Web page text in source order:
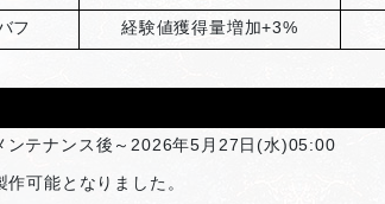
フ 経験値獲得量増加+3%
テナンス後～2026年5月27日(水)05:00
可能となりました。